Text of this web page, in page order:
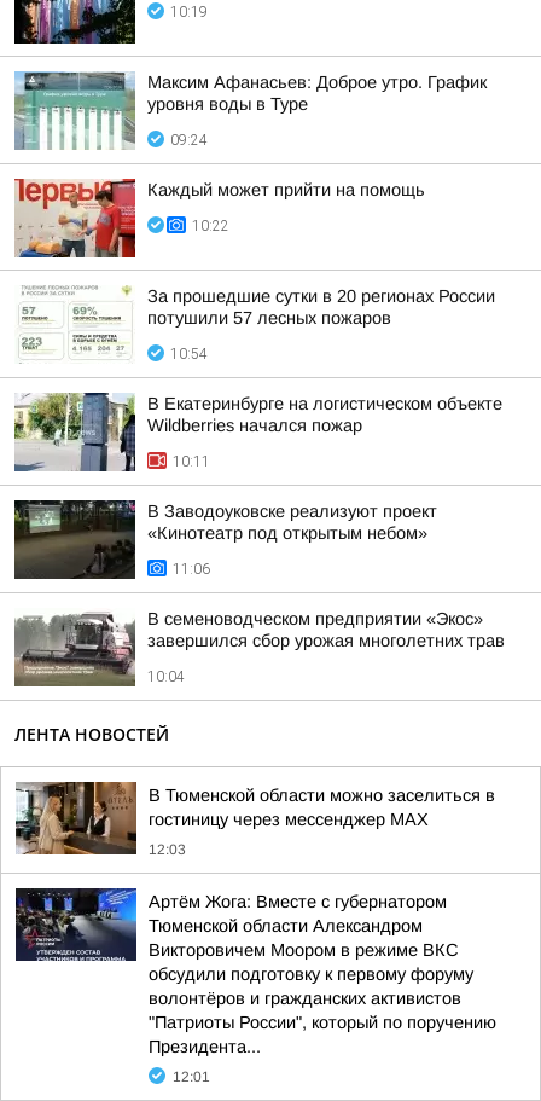
10:19
Максим Афанасьев: Доброе утро. График
уровня воды в Туре
09:24
Каждый может прийти на помощь
10:22
За прошедшие сутки в 20 регионах России
потушили 57 лесных пожаров
10:54
В Екатеринбурге на логистическом объекте
Wildberries начался пожар
10:11
В Заводоуковске реализуют проект
«Кинотеатр под открытым небом»
11:06
В семеноводческом предприятии «Экос»
завершился сбор урожая многолетних трав
10:04
ЛЕНТА НОВОСТЕЙ
В Тюменской области можно заселиться в
гостиницу через мессенджер MAX
12:03
Артём Жога: Вместе с губернатором
Тюменской области Александром
Викторовичем Моором в режиме ВКС
обсудили подготовку к первому форуму
волонтёров и гражданских активистов
"Патриоты России", который по поручению
Президента...
12:01